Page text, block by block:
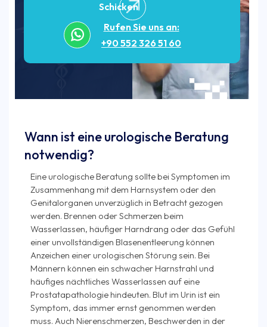
Schicken
Rufen Sie uns an:
+90 552 326 51 60
Wann ist eine urologische Beratung
notwendig?
Eine urologische Beratung sollte bei Symptomen im
Zusammenhang mit dem Harnsystem oder den
Genitalorganen unverzüglich in Betracht gezogen
werden. Brennen oder Schmerzen beim
Wasserlassen, häufiger Harndrang oder das Gefühl
einer unvollständigen Blasenentleerung können
Anzeichen einer urologischen Störung sein. Bei
Männern können ein schwacher Harnstrahl und
häufiges nächtliches Wasserlassen auf eine
Prostatapathologie hindeuten. Blut im Urin ist ein
Symptom, das immer ernst genommen werden
muss. Auch Nierenschmerzen, Beschwerden in der